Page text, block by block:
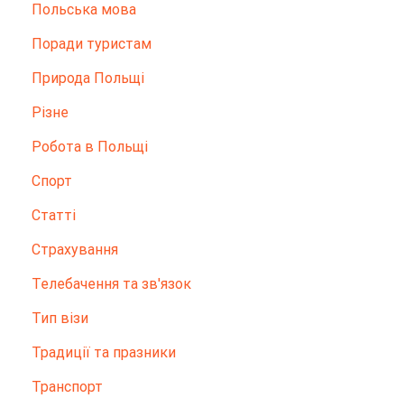
Польська мова
Поради туристам
Природа Польщі
Різне
Робота в Польщі
Спорт
Статті
Страхування
Телебачення та зв'язок
Тип візи
Традиції та празники
Транспорт